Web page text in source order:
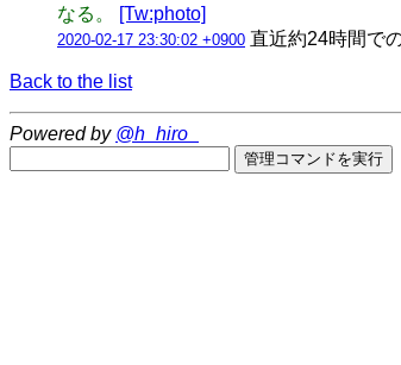
なる。
[Tw:photo]
2020-02-17 23:30:02 +0900 直近約24時間で
Back to the list
Powered by @h_hiro_